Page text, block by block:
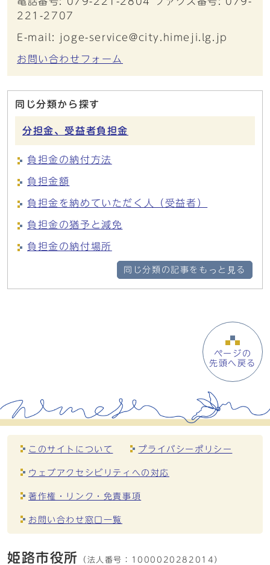
221-2707
E-mail: joge-service@city.himeji.lg.jp
お問い合わせフォーム
同じ分類から探す
分担金、受益者負担金
負担金の納付方法
負担金額
負担金を納めていただく人（受益者）
負担金の猶予と減免
負担金の納付場所
同じ分類の記事をもっと見る
ページの
先頭へ戻る
このサイトについて プライバシーポリシー
ウェブアクセシビリティへの対応
著作権・リンク・免責事項
お問い合わせ窓口一覧
姫路市役所 （法人番号： 1000020282014）